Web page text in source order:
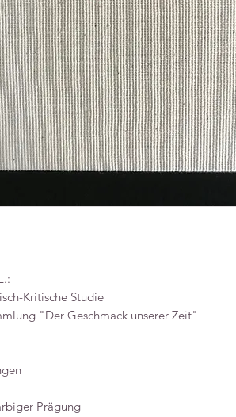
Kritische Studie
"Der Geschmack unserer Zeit"
Prägung